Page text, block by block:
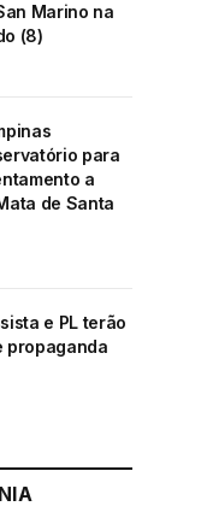
Marino na
(8)
para
a
de Santa
e PL terão
propaganda